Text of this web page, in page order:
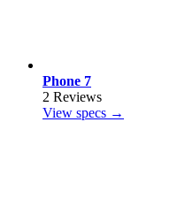
Phone 7
2 Reviews
View specs →